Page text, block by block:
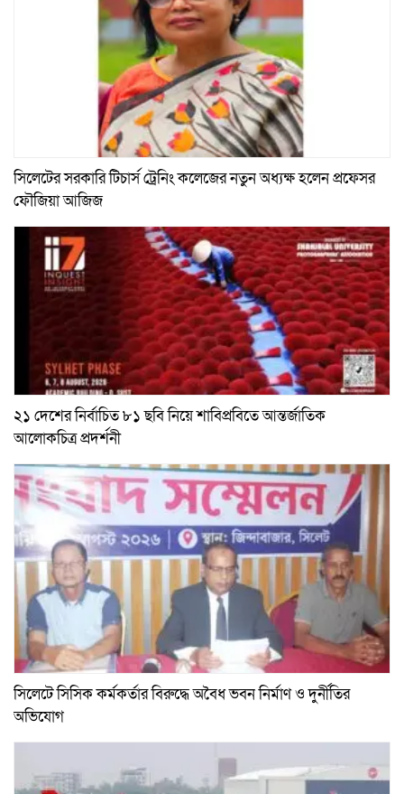
সিলেটের সরকারি টিচার্স ট্রেনিং কলেজের নতুন অধ্যক্ষ হলেন প্রফেসর
ফৌজিয়া আজিজ
২১ দেশের নির্বাচিত ৮১ ছবি নিয়ে শাবিপ্রবিতে আন্তর্জাতিক
আলোকচিত্র প্রদর্শনী
সিলেটে সিসিক কর্মকর্তার বিরুদ্ধে অবৈধ ভবন নির্মাণ ও দুর্নীতির
অভিযোগ